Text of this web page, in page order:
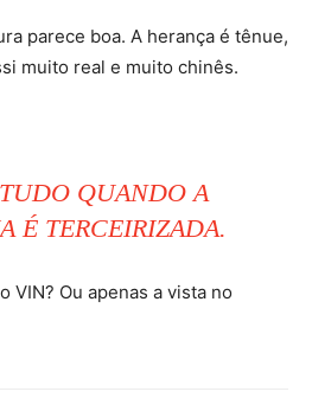
parece boa. A herança é tênue,
muito real e muito chinês.
QUANDO A
É TERCEIRIZADA.
VIN? Ou apenas a vista no